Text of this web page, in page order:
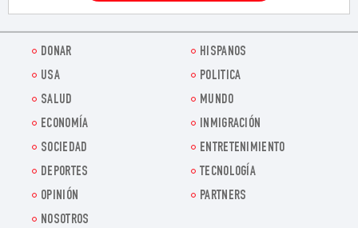
DONAR
HISPANOS
USA
POLITICA
SALUD
MUNDO
ECONOMÍA
INMIGRACIÓN
SOCIEDAD
ENTRETENIMIENTO
DEPORTES
TECNOLOGÍA
OPINIÓN
PARTNERS
NOSOTROS